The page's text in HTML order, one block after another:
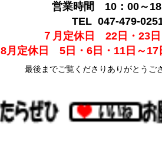
営業時間 10：00～
TEL 047-479-
７月定休日 22日・23
8月定休日 5日・6日・11日～17
最後までご覧くださりありがとうご